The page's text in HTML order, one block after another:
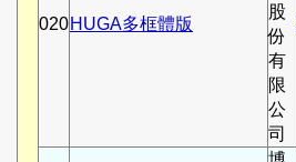
020HUGA多框體版
股
份
有
限
公
司